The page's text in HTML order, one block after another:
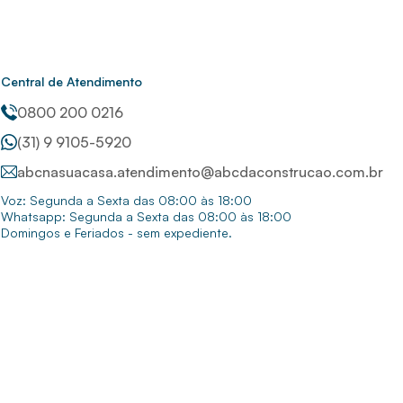
Central de Atendimento
0800 200 0216
(31) 9 9105-5920
abcnasuacasa.atendimento@abcdaconstrucao.com.br
Voz: Segunda a Sexta das 08:00 às 18:00
Whatsapp: Segunda a Sexta das 08:00 às 18:00
Domingos e Feriados - sem expediente.